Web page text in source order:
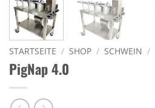
STARTSEITE / SHOP / SCHWEIN /
PigNap 4.0